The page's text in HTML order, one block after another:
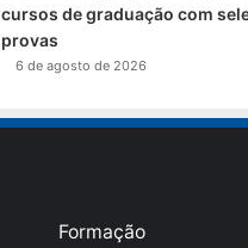
cursos de graduação com
provas
6 de agosto de 2026
Formação